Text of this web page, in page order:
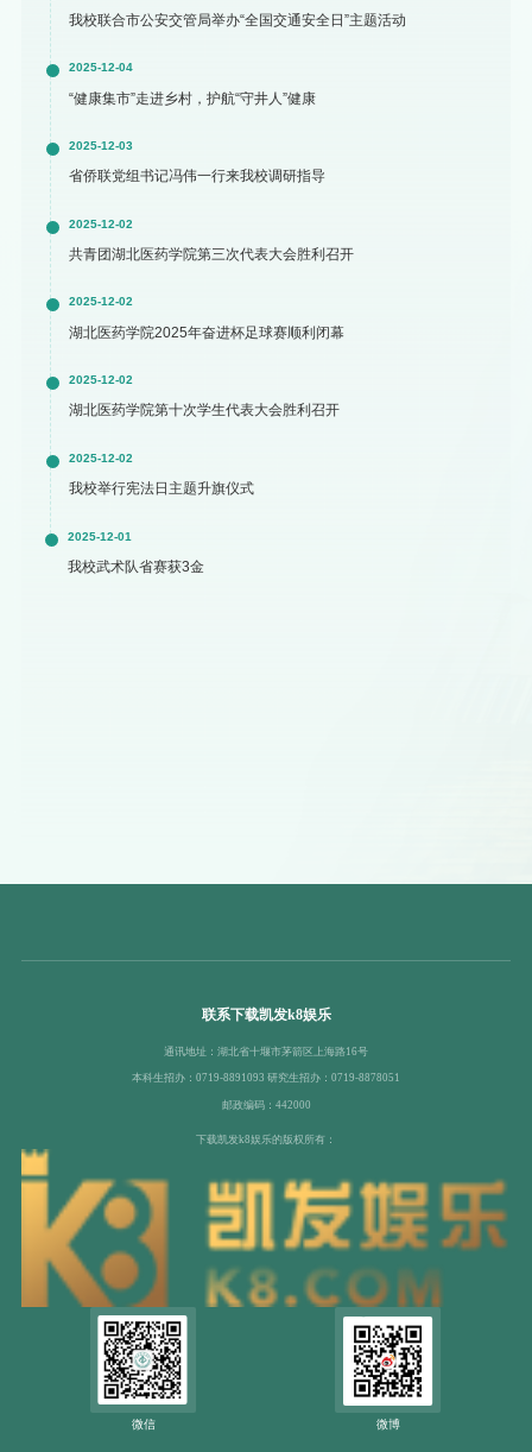
我校联合市公安交管局举办“全国交通安全日”主题活动
2025-12-04
“健康集市”走进乡村，护航“守井人”健康
2025-12-03
省侨联党组书记冯伟一行来我校调研指导
2025-12-02
共青团湖北医药学院第三次代表大会胜利召开
2025-12-02
湖北医药学院2025年奋进杯足球赛顺利闭幕
2025-12-02
湖北医药学院第十次学生代表大会胜利召开
2025-12-02
我校举行宪法日主题升旗仪式
2025-12-01
我校武术队省赛获3金
联系下载凯发k8娱乐
通讯地址：湖北省十堰市茅箭区上海路16号
本科生招办：0719-8891093 研究生招办：0719-8878051
邮政编码：442000
下载凯发k8娱乐的版权所有：
微信 微博